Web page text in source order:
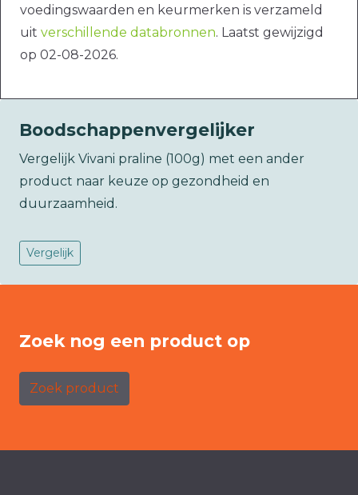
voedingswaarden en keurmerken is verzameld
uit verschillende databronnen. Laatst gewijzigd
op 02-08-2026.
Boodschappenvergelijker
Vergelijk Vivani praline (100g) met een ander
product naar keuze op gezondheid en
duurzaamheid.
Vergelijk
Zoek nog een product op
Zoek product